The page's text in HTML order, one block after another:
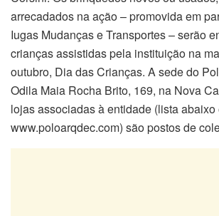
arrecadados na ação – promovida em
Iugas Mudanças e Transportes – serão
crianças assistidas pela instituição na
outubro, Dia das Crianças. A sede do
Odila Maia Rocha Brito, 169, na Nova
lojas associadas à entidade (lista abaixo
www.poloarqdec.com) são postos de